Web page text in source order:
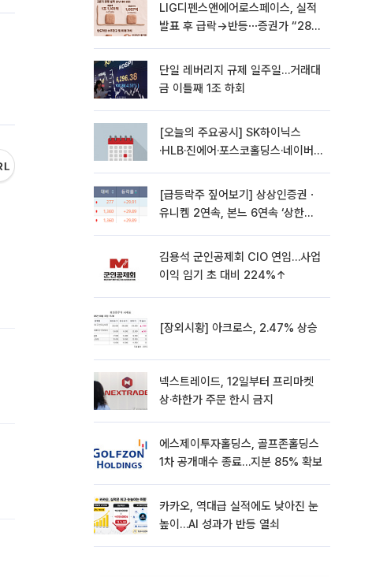
LIG디펜스앤에어로스페이스, 실적
발표 후 급락→반등⋯증권가 “28년
단일 레버리지 규제 일주일…거래대
금 이틀째 1조 하회
[오늘의 주요공시] SK하이닉스
·HLB·진에어·포스코홀딩스·네이버·
[급등락주 짚어보기] 상상인증권ㆍ
유니켐 2연속, 본느 6연속 ‘상한
김용석 군인공제회 CIO 연임…사업
이익 임기 초 대비 224%↑
[장외시황] 아크로스, 2.47% 상승
넥스트레이드, 12일부터 프리마켓
상·하한가 주문 한시 금지
에스제이투자홀딩스, 골프존홀딩스
1차 공개매수 종료…지분 85% 확보
카카오, 역대급 실적에도 낮아진 눈
높이…AI 성과가 반등 열쇠